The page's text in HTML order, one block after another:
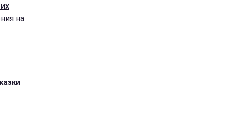
на